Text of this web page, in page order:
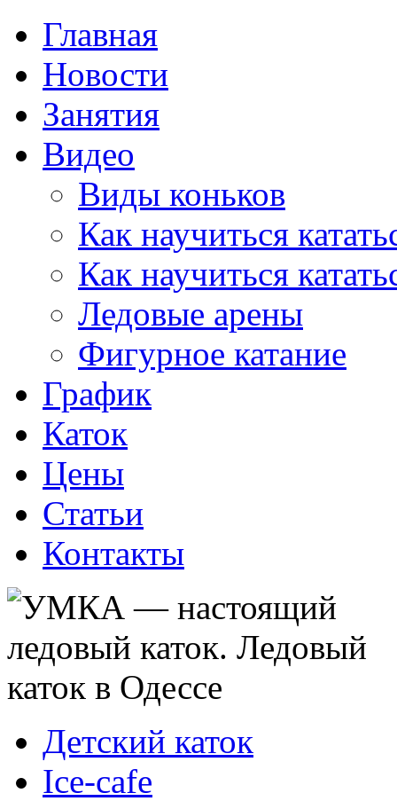
Главная
Новости
Занятия
Видео
Виды коньков
Как научиться
Как научиться
Ледовые арены
Фигурное катание
График
Каток
Цены
Статьи
Контакты
Детский каток
Ice-cafe